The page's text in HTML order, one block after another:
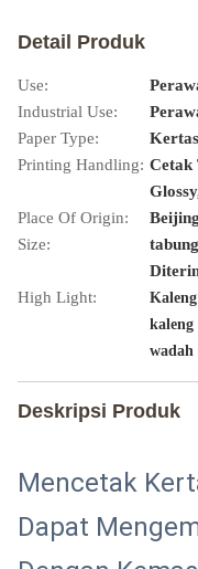
Detail Produk
Use:
Industrial Use:
Paper Type:
Printing Handling: Cetak
Place Of Origin:
Size:
High Light:
Deskripsi Produk
Mencetak
Dapat